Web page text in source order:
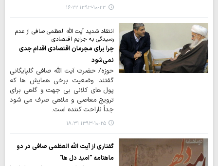
۱۳۹۳-۱۰-۲۳ ۱۶:۲۲
انتقاد شدید آیت الله العظمی صافی از عدم
رسیدگی به جرایم اقتصادی
چرا برای مجرمان اقتصادی اقدام جدی
نمی‌شود
حوزه/ حضرت آیت الله صافی گلپایگانی
گفتند: وضعیت برخی همایش ها که
پول های کلانی بی جهت و گاهی برای
ترویج معاصی و ملاهی صرف می شود
جداً ناراحت کننده است.
۱۳۹۳-۱۰-۲۵ ۱۸:۳۱
گفتاری از آیت الله العظمی صافی در دو
ماهنامه "امید دل ها"